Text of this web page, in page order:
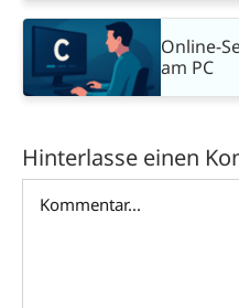
Online-
am PC
Hinterlasse einen